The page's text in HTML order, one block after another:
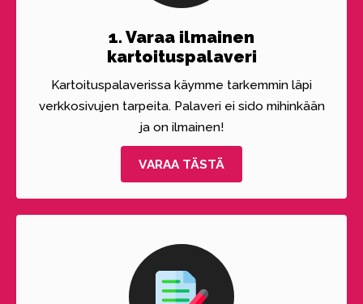
1. Varaa ilmainen
kartoituspalaveri
Kartoituspalaverissa käymme tarkemmin läpi
verkkosivujen tarpeita. Palaveri ei sido mihinkään
ja on ilmainen!
VARAA TÄSTÄ